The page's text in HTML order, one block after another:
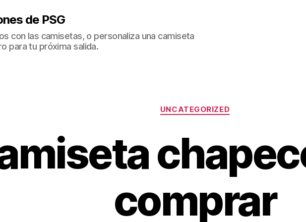
de PSG
con las camisetas, o personaliza una camiseta
para tu próxima salida.
Categorías
UNCATEGORIZED
comprar